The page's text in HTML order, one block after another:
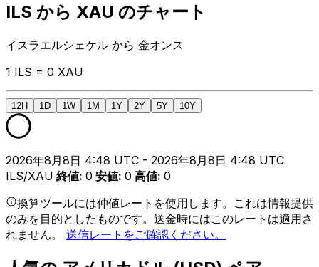
ILS から XAU のチャート
イスラエルシェケル から 金オンス
1 ILS = 0 XAU
12H 1D 1W 1M 1Y 2Y 5Y 10Y
2026年8月8日 4:48 UTC - 2026年8月8日 4:48 UTC
ILS/XAU 終値: 0 安値: 0 高値: 0
換算ツールには仲値レートを使用します。これは情報提供
のみを目的としたものです。送金時にはこのレートは適用さ
れません。 送信レートをご確認ください。